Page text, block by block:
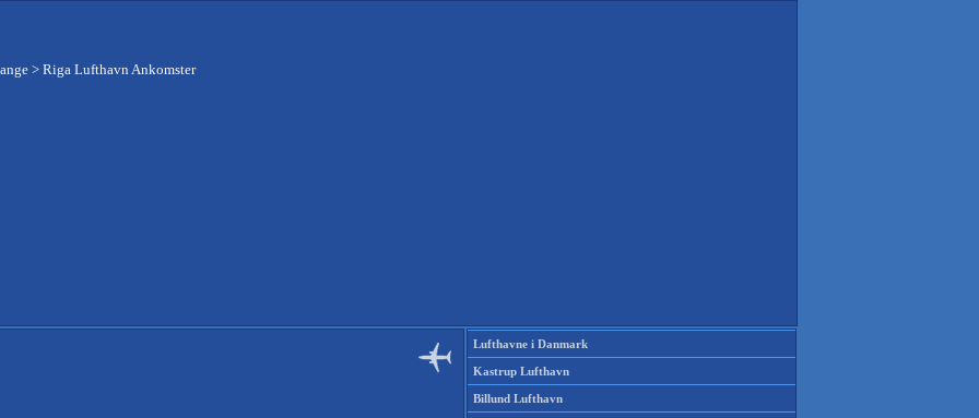
> Riga Lufthavn Ankomster
Lufthavne i Danmark
Kastrup Lufthavn
Billund Lufthavn